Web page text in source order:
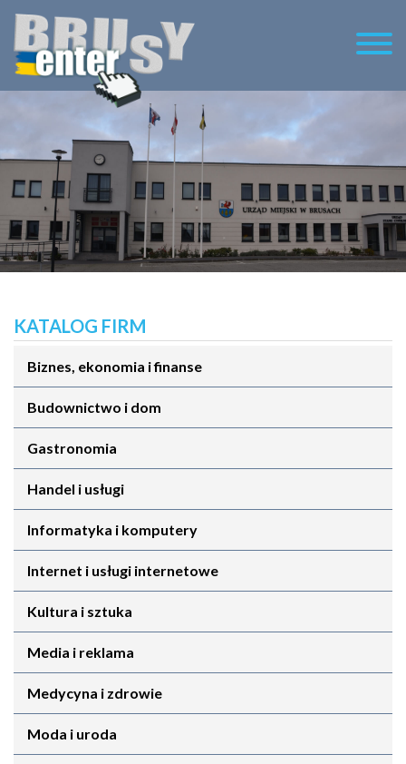
KATALOG FIRM
Biznes, ekonomia i finanse
Budownictwo i dom
Gastronomia
Handel i usługi
Informatyka i komputery
Internet i usługi internetowe
Kultura i sztuka
Media i reklama
Medycyna i zdrowie
Moda i uroda